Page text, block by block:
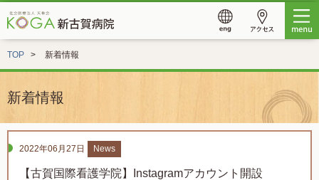
TOP 新着情報
新着情報
2022年06月27日 News
【古賀国際看護学院】Instagramアカウント開設